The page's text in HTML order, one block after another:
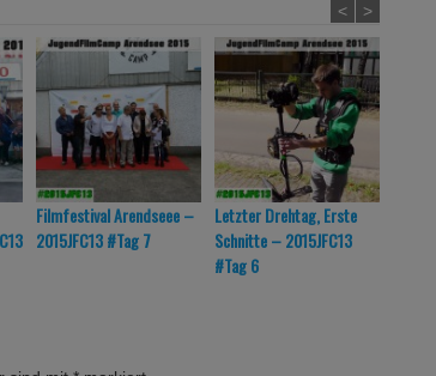
Filmfestival Arendseee –
2015JFC13 #Tag 7
Letzter Drehtag, Erste
Schnitte – 2015JFC13
#Tag 6
< >